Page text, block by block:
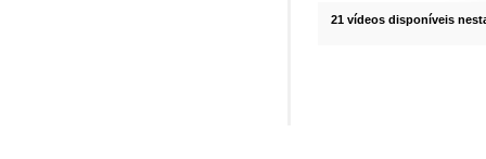
21 vídeos disponíveis